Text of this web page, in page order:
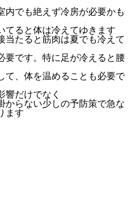
内でも絶えず冷房が必要かも
てると体は冷えてゆきます
当たると筋肉は夏でも冷えて
要です。特に足が冷えると腰
て、体を温めることも必要で
響だけでなく
からない少しの予防策で急な
ます